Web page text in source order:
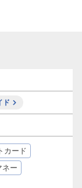
ド
カード
ネー